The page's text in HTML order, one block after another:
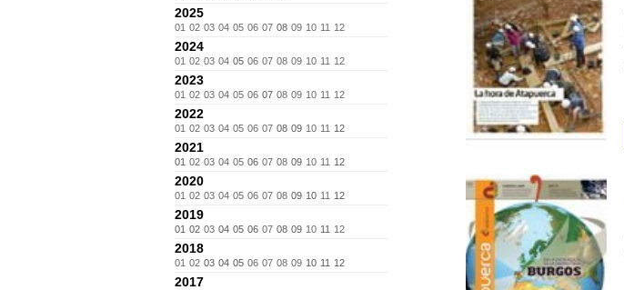
2025
01 02 03 04 05 06 07 08 09 10 11 12
2024
01 02 03 04 05 06 07 08 09 10 11 12
2023
01 02 03 04 05 06 07 08 09 10 11 12
2022
01 02 03 04 05 06 07 08 09 10 11 12
2021
01 02 03 04 05 06 07 08 09 10 11 12
2020
01 02 03 04 05 06 07 08 09 10 11 12
2019
01 02 03 04 05 06 07 08 09 10 11 12
2018
01 02 03 04 05 06 07 08 09 10 11 12
2017